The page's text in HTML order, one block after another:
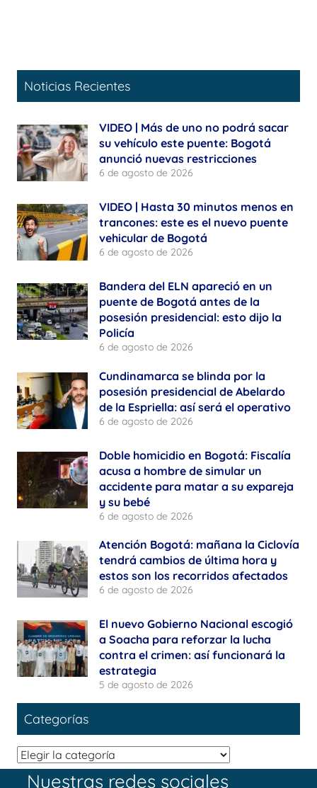
Noticias Recientes
VIDEO | Más de uno no podrá sacar
su vehículo este puente: Bogotá
anunció nuevas restricciones
6 de agosto de 2026
VIDEO | Hasta 30 minutos menos en
trancones: este es el nuevo puente
vehicular de Bogotá
6 de agosto de 2026
Bandera del ELN apareció en un
puente de Bogotá antes de la
posesión presidencial: esto dijo la
Policía
6 de agosto de 2026
Cundinamarca se blinda por la
posesión presidencial de Abelardo
de la Espriella: así será el operativo
6 de agosto de 2026
Doble homicidio en Bogotá: Fiscalía
acusa a hombre de simular un
accidente para matar a su expareja
y su bebé
6 de agosto de 2026
Atención Bogotá: mañana la Ciclovía
tendrá cambios de última hora y
estos son los recorridos afectados
6 de agosto de 2026
El nuevo Gobierno Nacional escogió
a Soacha para reforzar la lucha
contra el crimen: así funcionará la
estrategia
5 de agosto de 2026
Categorías
Categorías
Nuestras redes sociales